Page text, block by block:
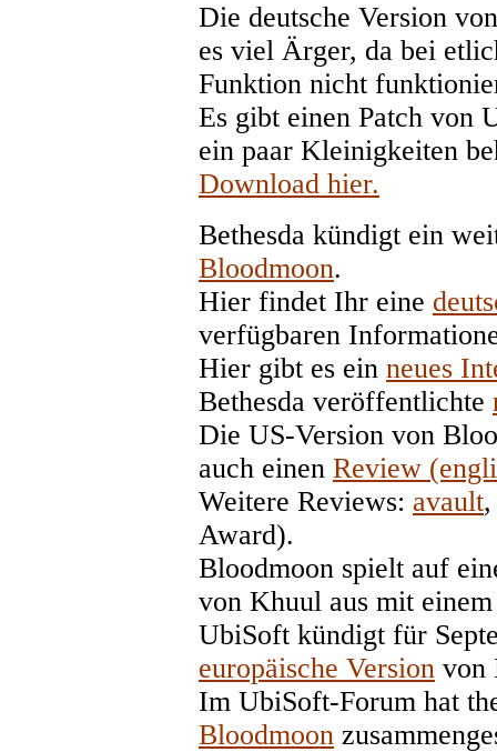
Die deutsche Version
es viel Ärger, da bei
Funktion nicht
Es gibt einen Patch von
ein paar Kleinigkeiten
Download hier.
Bethesda kündigt ein
Bloodmoon.
Hier findet Ihr eine
verfügbaren
Hier gibt es ein neues
Bethesda veröffentlichte
Die US-Version von
auch einen Review
Weitere Reviews: avault
Award).
Bloodmoon spielt auf
von Khuul aus mit
UbiSoft kündigt für
europäische Version von
Im UbiSoft-Forum hat
Bloodmoon